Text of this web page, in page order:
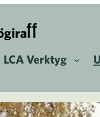
LCA Verktyg